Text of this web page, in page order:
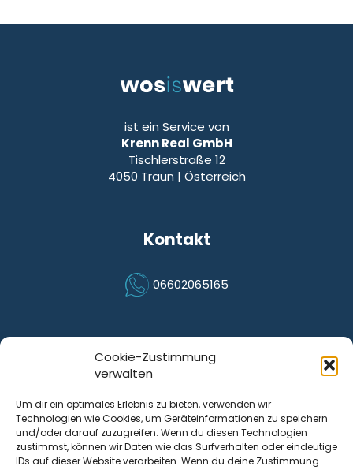
Cookie-Zustimmung
verwalten
Um dir ein optimales Erlebnis zu bieten, verwenden wir
Technologien wie Cookies, um Geräteinformationen zu speichern
und/oder darauf zuzugreifen. Wenn du diesen Technologien
zustimmst, können wir Daten wie das Surfverhalten oder eindeutige
IDs auf dieser Website verarbeiten. Wenn du deine Zustimmung
ist ein Service von
Krenn Real GmbH
Tischlerstraße 12
4050 Traun | Österreich
Kontakt
Icon Phone
06602065165
Quicklinks
FAQ
so funktioniert’s
über wosiswert